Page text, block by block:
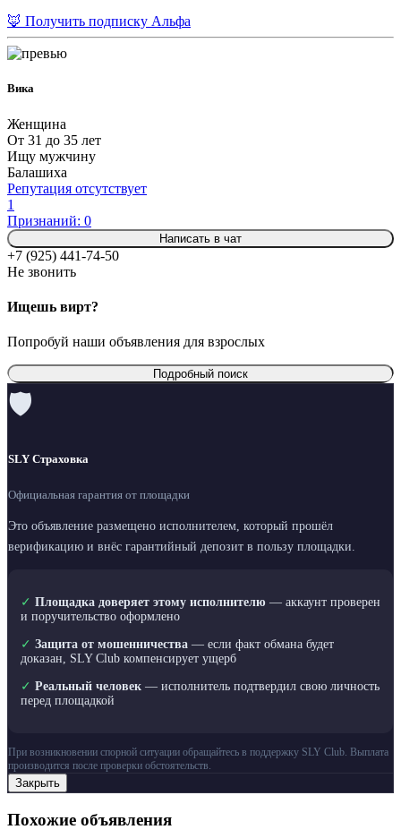
🦊 Получить подписку Альфа
Вика
Женщина
От 31 до 35 лет
Ищу мужчину
Балашиха
Репутация отсутствует
1
Признаний: 0
Написать в чат
+7 (925) 441-74-50
Не звонить
Ищешь вирт?
Попробуй наши объявления для взрослых
Подробный поиск
🛡
SLY Страховка
Официальная гарантия от площадки
Это объявление размещено исполнителем, который прошёл
верификацию и внёс гарантийный депозит в пользу площадки.
✓ Площадка доверяет этому исполнителю — аккаунт проверен
и поручительство оформлено
✓ Защита от мошенничества — если факт обмана будет
доказан, SLY Club компенсирует ущерб
✓ Реальный человек — исполнитель подтвердил свою личность
перед площадкой
При возникновении спорной ситуации обращайтесь в поддержку SLY Club. Выплата
производится после проверки обстоятельств.
Закрыть
Похожие объявления